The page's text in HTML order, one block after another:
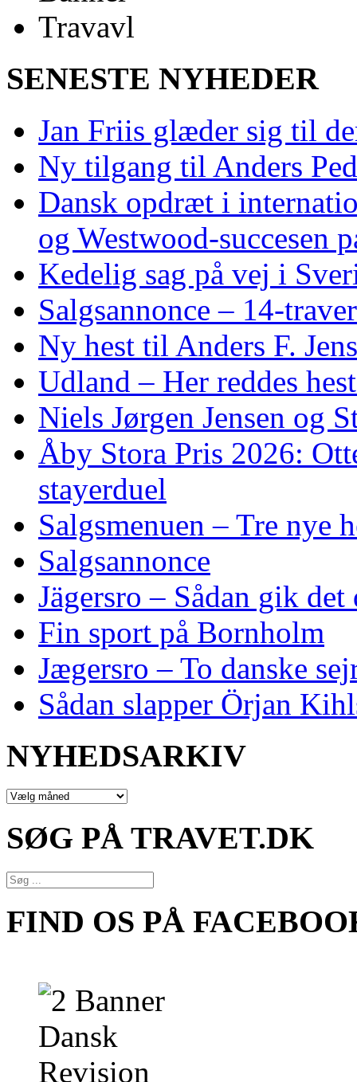
SENESTE NYHEDER
Jan Friis glæder sig til
Ny tilgang til Anders
Dansk opdræt i
og Westwood‑succesen
Kedelig sag på vej i
Salgsannonce –
Ny hest til Anders F.
Udland – Her reddes
Niels Jørgen Jensen og
Åby Stora Pris 2026:
stayerduel
Salgsmenuen – Tre nye
Salgsannonce
Jägersro – Sådan gik det
Fin sport på Bornholm
Jægersro – To danske
Sådan slapper Örjan
NYHEDSARKIV
NYHEDSARKIV
SØG PÅ TRAVET.DK
FIND OS PÅ